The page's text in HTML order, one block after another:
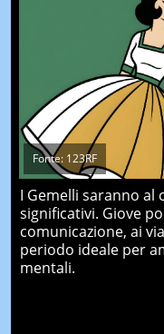
Fonte: 123RF
I Gemelli saranno
significativi. Giove
comunicazione, ai
periodo ideale per
mentali.